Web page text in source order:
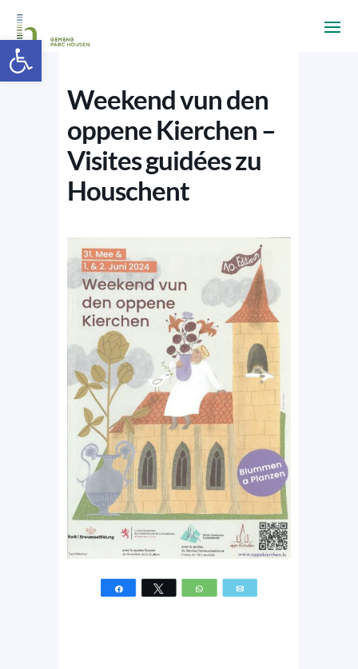
Weekend vun den
oppene Kierchen –
Visites guidées zu
Houschent
Partagez Tweetez WhatsApp
Ouvrir la barre d’outils